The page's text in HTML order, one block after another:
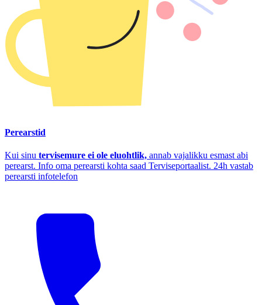
Perearstid
Kui sinu tervisemure ei ole eluohtlik, annab vajalikku esmast abi
perearst. Info oma perearsti kohta saad Terviseportaalist. 24h vastab
perearsti infotelefon